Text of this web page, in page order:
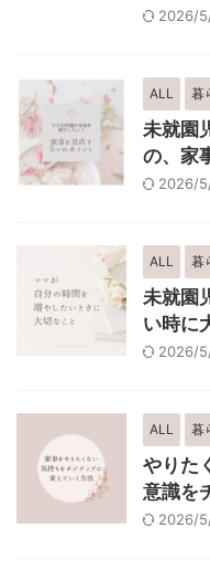
2026/
ALL 暮
未就園
の、家
2026/
ALL 暮
未就園
い時に
2026/
ALL 暮
やりた
意識を
2026/